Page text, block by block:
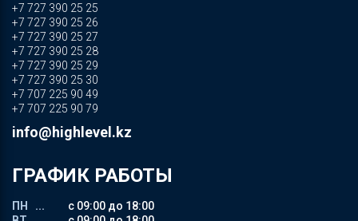
+7 727 390 25 25
+7 727 390 25 26
+7 727 390 25 27
+7 727 390 25 28
+7 727 390 25 29
+7 727 390 25 30
+7 707 225 90 49
+7 707 225 90 79
info@highlevel.kz
ГРАФИК РАБОТЫ
ПН ...
с 09:00 до 18:00